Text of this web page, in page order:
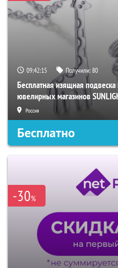
09:42:15 Получили:80
Бесплатная изящная
ювелирных магазинов
Россия
Бесплатно
-30%